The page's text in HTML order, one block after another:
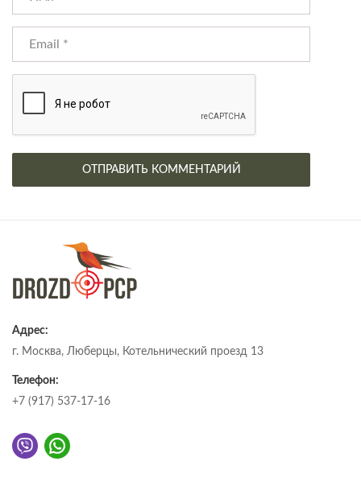
Адрес:
г. Москва, Люберцы, Котельнический проезд 13
Телефон:
+7 (917) 537-17-16